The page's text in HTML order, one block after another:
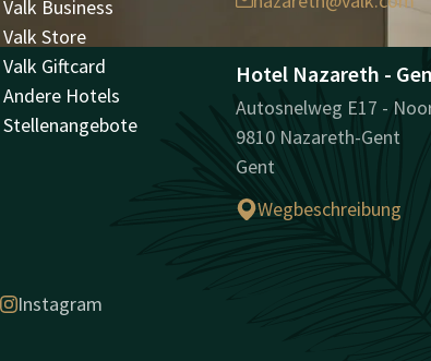
Valk Business
Valk Store
Valk Giftcard
Andere Hotels
Stellenangebote
Hotel Nazareth -
Autosnelweg E17 -
9810 Nazareth-Gent
Gent
Wegbeschreibung
Instagram